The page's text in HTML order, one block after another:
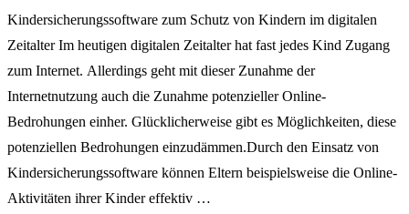
Kindersicherungssoftware zum Schutz von Kindern im digitalen
Zeitalter Im heutigen digitalen Zeitalter hat fast jedes Kind Zugang
zum Internet. Allerdings geht mit dieser Zunahme der
Internetnutzung auch die Zunahme potenzieller Online-
Bedrohungen einher. Glücklicherweise gibt es Möglichkeiten, diese
potenziellen Bedrohungen einzudämmen.Durch den Einsatz von
Kindersicherungssoftware können Eltern beispielsweise die Online-
Aktivitäten ihrer Kinder effektiv …